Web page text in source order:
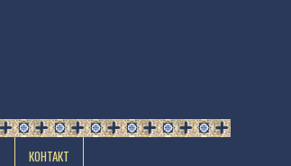
КОНТАКТ